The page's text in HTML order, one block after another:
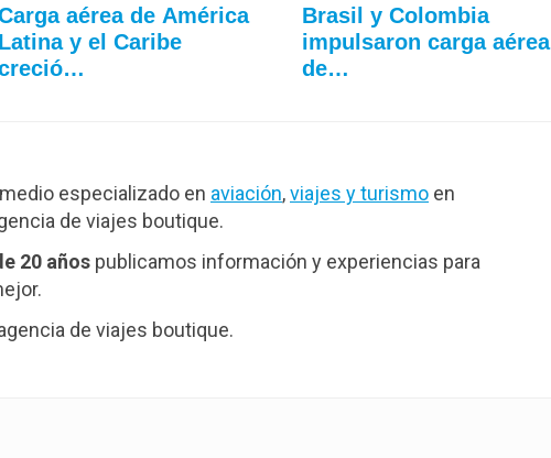
aérea de América
Latina y el Caribe
Brasil y Colombia
impulsaron carga aérea
de…
especializado en aviación,viajes y turismo en
de viajes boutique.
20 años publicamos información y experiencias para
de viajes boutique.